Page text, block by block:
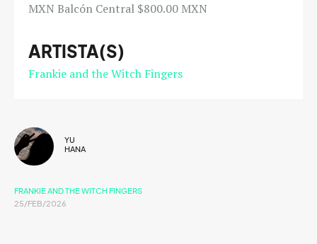
MXN Balcón Central $800.00 MXN
ARTISTA(S)
Frankie and the Witch Fingers
YU
HANA
FRANKIE AND THE WITCH FINGERS
25/FEB/2026